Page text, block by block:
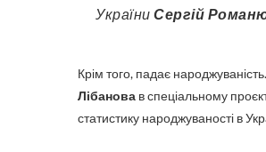
України Сергій
Крім того, падає
Лібанова в спеціальному
статистику народжуваності в